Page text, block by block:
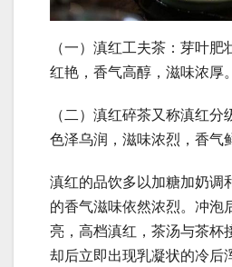
（一）滇红工夫茶：芽叶肥
红艳，香气高醇，滋味浓厚。
（二）滇红碎茶又称滇红分
色泽乌润，滋味浓烈，香气
滇红的品饮多以加糖加奶调
的香气滋味依然浓烈。冲泡
亮，高档滇红，茶汤与茶杯
却后立即出现乳凝状的冷后